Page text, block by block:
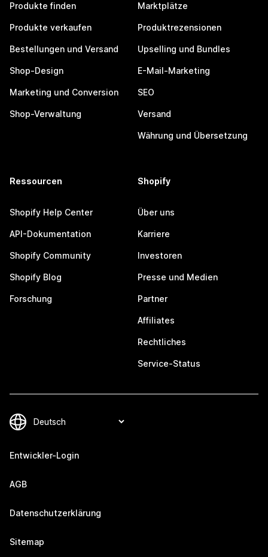
Produkte finden
Produkte verkaufen
Bestellungen und Versand
Shop-Design
Marketing und Conversion
Shop-Verwaltung
Marktplätze
Produktrezensionen
Upselling und Bundles
E-Mail-Marketing
SEO
Versand
Währung und Übersetzung
Ressourcen
Shopify Help Center
API-Dokumentation
Shopify Community
Shopify Blog
Forschung
Shopify
Über uns
Karriere
Investoren
Presse und Medien
Partner
Affiliates
Rechtliches
Service-Status
Entwickler-Login
AGB
Datenschutzerklärung
Sitemap